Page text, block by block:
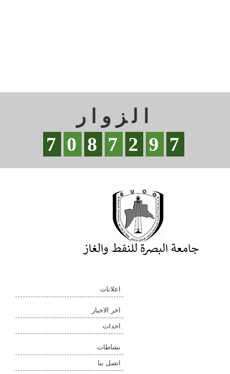
الزوار
7 0 8 7 2 9 7
اعلانات
اخر الاخبار
احداث
نشاطات
اتصل بنا